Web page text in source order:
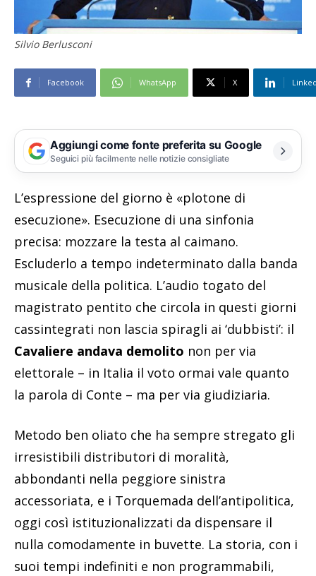
Silvio Berlusconi
Facebook WhatsApp X
Aggiungi come fonte preferita su Google
Seguici più facilmente nelle notizie consigliate
L’espressione del giorno è «plotone di
esecuzione». Esecuzione di una sinfonia
precisa: mozzare la testa al caimano.
Escluderlo a tempo indeterminato dalla banda
musicale della politica. L’audio togato del
magistrato pentito che circola in questi giorni
cassintegrati non lascia spiragli ai ‘dubbisti’: il
Cavaliere andava demolito non per via
elettorale – in Italia il voto ormai vale quanto
la parola di Conte – ma per via giudiziaria.
Metodo ben oliato che ha sempre stregato gli
irresistibili distributori di moralità,
abbondanti nella peggiore sinistra
accessoriata, e i Torquemada dell’antipolitica,
oggi così istituzionalizzati da dispensare il
nulla comodamente in buvette. La storia, con i
suoi tempi indefiniti e non programmabili,